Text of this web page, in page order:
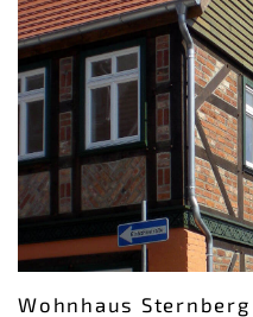
Wohnhaus Sternberg